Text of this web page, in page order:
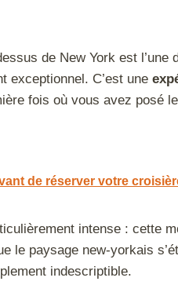
de New York est
exceptionnel. C’est une
fois où vous avez posé
de réserver votre
intense : cette
le paysage new-yorkais
indescriptible.